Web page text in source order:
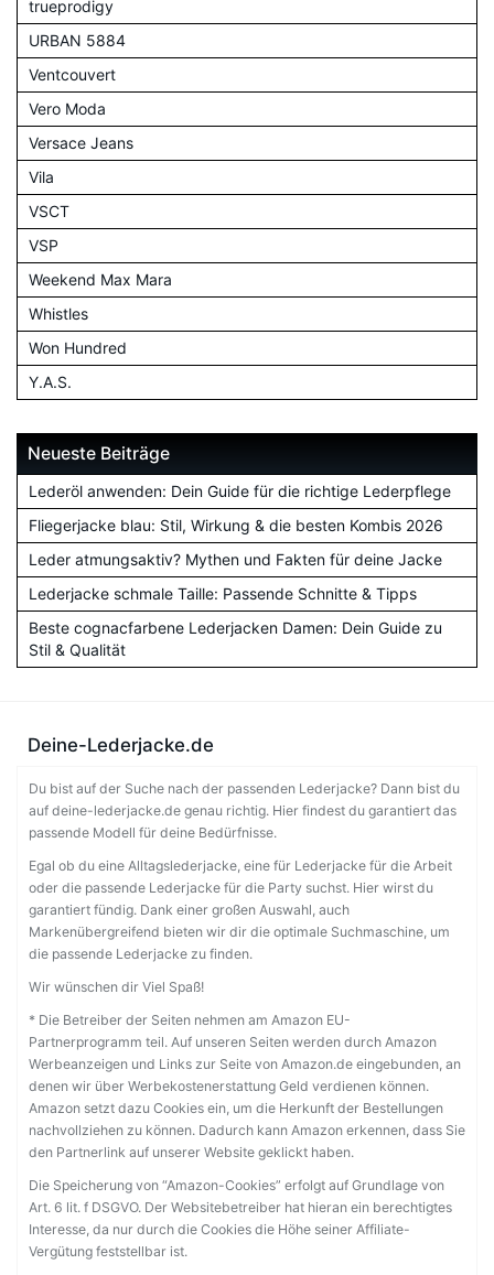
trueprodigy
URBAN 5884
Ventcouvert
Vero Moda
Versace Jeans
Vila
VSCT
VSP
Weekend Max Mara
Whistles
Won Hundred
Y.A.S.
Neueste Beiträge
Lederöl anwenden: Dein Guide für die richtige Lederpflege
Fliegerjacke blau: Stil, Wirkung & die besten Kombis 2026
Leder atmungsaktiv? Mythen und Fakten für deine Jacke
Lederjacke schmale Taille: Passende Schnitte & Tipps
Beste cognacfarbene Lederjacken Damen: Dein Guide zu
Stil & Qualität
Deine-Lederjacke.de
Du bist auf der Suche nach der passenden Lederjacke? Dann bist du
auf deine-lederjacke.de genau richtig. Hier findest du garantiert das
passende Modell für deine Bedürfnisse.
Egal ob du eine Alltagslederjacke, eine für Lederjacke für die Arbeit
oder die passende Lederjacke für die Party suchst. Hier wirst du
garantiert fündig. Dank einer großen Auswahl, auch
Markenübergreifend bieten wir dir die optimale Suchmaschine, um
die passende Lederjacke zu finden.
Wir wünschen dir Viel Spaß!
* Die Betreiber der Seiten nehmen am Amazon EU-
Partnerprogramm teil. Auf unseren Seiten werden durch Amazon
Werbeanzeigen und Links zur Seite von Amazon.de eingebunden, an
denen wir über Werbekostenerstattung Geld verdienen können.
Amazon setzt dazu Cookies ein, um die Herkunft der Bestellungen
nachvollziehen zu können. Dadurch kann Amazon erkennen, dass Sie
den Partnerlink auf unserer Website geklickt haben.
Die Speicherung von “Amazon-Cookies” erfolgt auf Grundlage von
Art. 6 lit. f DSGVO. Der Websitebetreiber hat hieran ein berechtigtes
Interesse, da nur durch die Cookies die Höhe seiner Affiliate-
Vergütung feststellbar ist.